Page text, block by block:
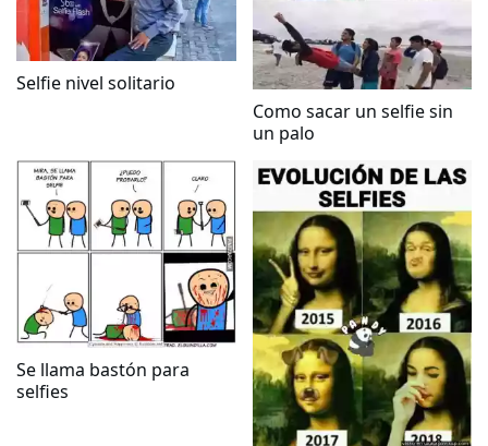
Selfie nivel solitario
Como sacar un selfie sin
un palo
Se llama bastón para
selfies